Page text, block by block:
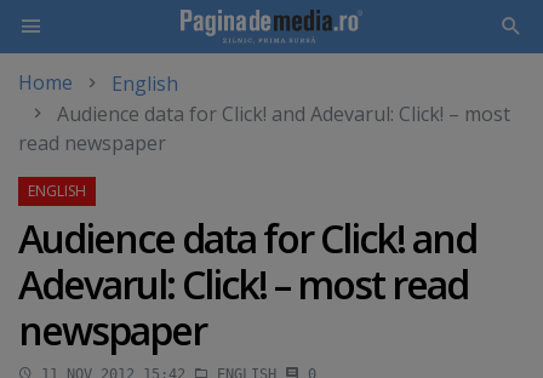
main
content
Home
English
Audience data for Click! and Adevarul: Click! – most
read newspaper
Audience data for Click! and
Adevarul: Click! – most read
newspaper
11 NOV 2012 15:42 ENGLISH 0